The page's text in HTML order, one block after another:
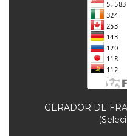
GERADOR DE